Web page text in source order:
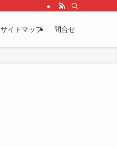
サイトマップ 問合せ